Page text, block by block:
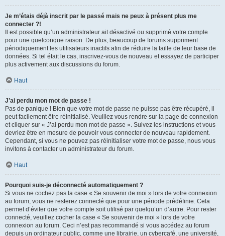
Je m’étais déjà inscrit par le passé mais ne peux à présent plus me
connecter ?!
Il est possible qu’un administrateur ait désactivé ou supprimé votre compte
pour une quelconque raison. De plus, beaucoup de forums suppriment
périodiquement les utilisateurs inactifs afin de réduire la taille de leur base de
données. Si tel était le cas, inscrivez-vous de nouveau et essayez de participer
plus activement aux discussions du forum.
Haut
J’ai perdu mon mot de passe !
Pas de panique ! Bien que votre mot de passe ne puisse pas être récupéré, il
peut facilement être réinitialisé. Veuillez vous rendre sur la page de connexion
et cliquer sur « J’ai perdu mon mot de passe ». Suivez les instructions et vous
devriez être en mesure de pouvoir vous connecter de nouveau rapidement.
Cependant, si vous ne pouvez pas réinitialiser votre mot de passe, nous vous
invitons à contacter un administrateur du forum.
Haut
Pourquoi suis-je déconnecté automatiquement ?
Si vous ne cochez pas la case « Se souvenir de moi » lors de votre connexion
au forum, vous ne resterez connecté que pour une période prédéfinie. Cela
permet d’éviter que votre compte soit utilisé par quelqu’un d’autre. Pour rester
connecté, veuillez cocher la case « Se souvenir de moi » lors de votre
connexion au forum. Ceci n’est pas recommandé si vous accédez au forum
depuis un ordinateur public, comme une librairie, un cybercafé, une université,